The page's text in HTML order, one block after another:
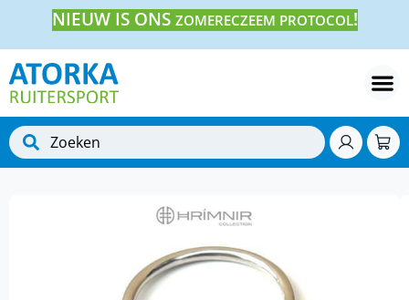
NIEUW IS ONS ZOMERECZEEM PROTOCOL!